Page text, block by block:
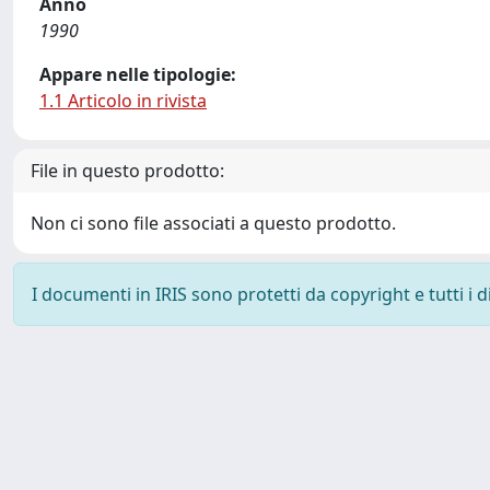
1990
Appare nelle tipologie:
1.1 Articolo in rivista
File in questo prodotto:
Non ci sono file associati a questo prodotto.
I documenti in IRIS sono protetti da copyright e tutti i